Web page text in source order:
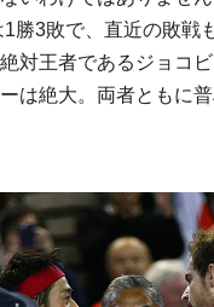
勝3敗で、直近の敗戦
対王者であるジョコ
は絶大。両者ともに